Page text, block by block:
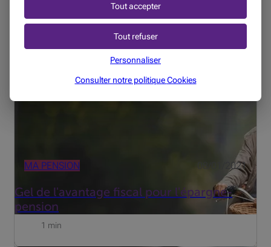
MA PENSION 08/01/2021
Gel de l'avantage fiscal pour l'épargne-
pension
Afin de réaliser des économies, le gouvernement a décidé
de geler temporairement une série de dépenses donnant
droit à une réduction d'impôt. Ce n'est qu'à partir de
l'exercice de revenus 2024 qu'elles seront à nouveau
1 min
Tout accepter
Tout refuser
Personnaliser
Consulter notre politiqueCookies